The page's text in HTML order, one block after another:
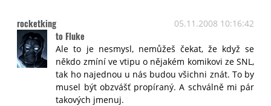
rocketking 05.11.2008 10:16:42
to Fluke
Ale to je nesmysl, nemůžeš čekat, že když se
někdo zmíní ve vtipu o nějakém komikovi ze SNL,
tak ho najednou u nás budou všichni znát. To by
musel být obzvášť propíraný. A schválně mi pár
takových jmenuj.